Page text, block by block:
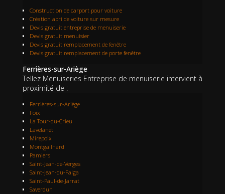
Construction de carport pour voiture
Création abri de voiture sur mesure
Devis gratuit entreprise de menuiserie
Devis gratuit menuisier
Devis gratuit remplacement de fenêtre
Devis gratuit remplacement de porte fenêtre
Ferrières-sur-Ariège
Tellez Menuiseries Entreprise de menuiserie intervient à
proximité de :
Ferrières-sur-Ariège
Foix
La Tour-du-Crieu
Lavelanet
Mirepoix
Montgailhard
Pamiers
Saint-Jean-de-Verges
Saint-Jean-du-Falga
Saint-Paul-de-Jarrat
Saverdun